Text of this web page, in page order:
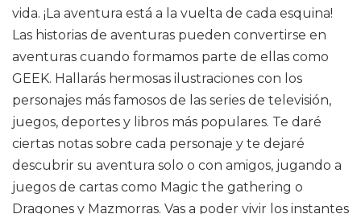
vida. ¡La aventura está a la vuelta de cada esquina!
Las historias de aventuras pueden convertirse en
aventuras cuando formamos parte de ellas como
GEEK. Hallarás hermosas ilustraciones con los
personajes más famosos de las series de televisión,
juegos, deportes y libros más populares. Te daré
ciertas notas sobre cada personaje y te dejaré
descubrir su aventura solo o con amigos, jugando a
juegos de cartas como Magic the gathering o
Dragones y Mazmorras. Vas a poder vivir los instantes